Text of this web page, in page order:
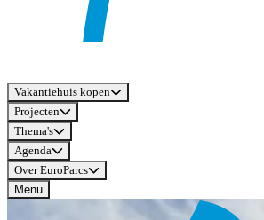
Vakantiehuis kopen
Projecten
Thema's
Agenda
Over EuroParcs
Menu